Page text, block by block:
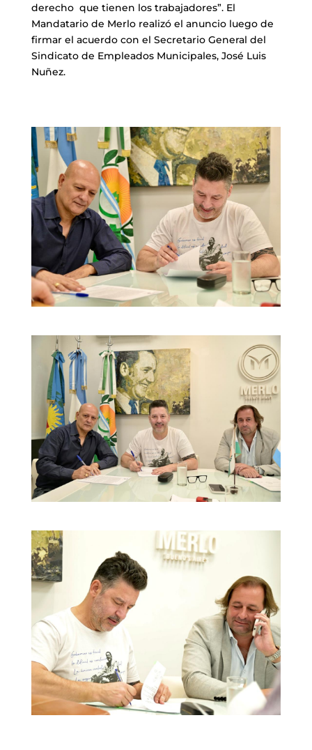
derecho que tienen los trabajadores”. El
Mandatario de Merlo realizó el anuncio luego de
firmar el acuerdo con el Secretario General del
Sindicato de Empleados Municipales, José Luis
Nuñez.